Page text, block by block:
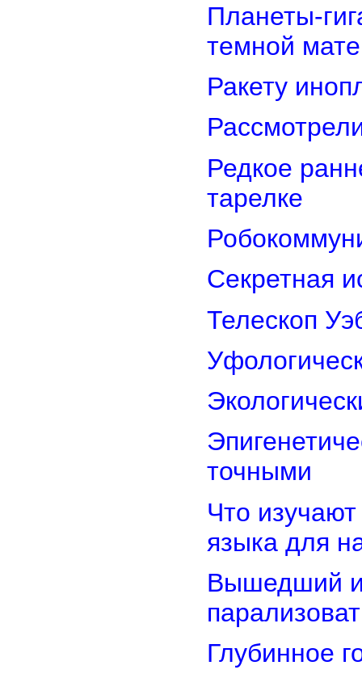
Планеты-
темной
Ракету
Редкое
тарелке
Секретная
Телескоп
точными
Что
языка для
Вышедший
Глубинное